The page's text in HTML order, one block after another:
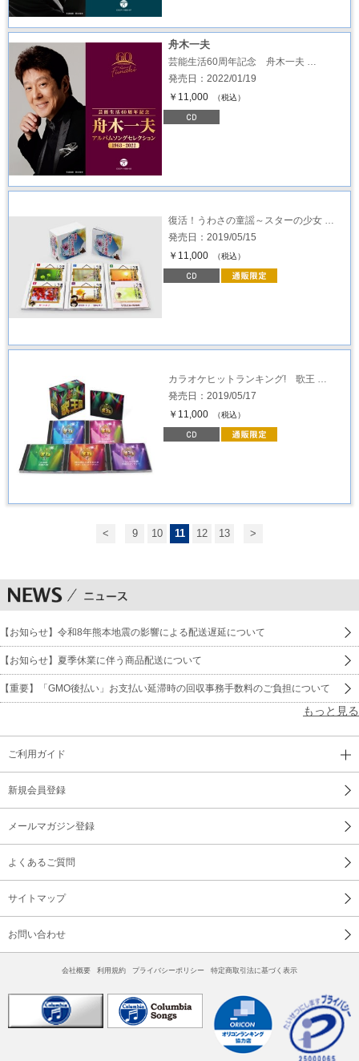
舟木一夫
芸能生活60周年記念 舟木一夫 …
発売日：2022/01/19
￥11,000
（税込）
復活！うわさの童謡～スターの少女 …
発売日：2019/05/15
￥11,000
（税込）
カラオケヒットランキング! 歌王 …
発売日：2019/05/17
￥11,000
（税込）
< 9 10 11 12 13 >
【お知らせ】令和8年熊本地震の影響による配送遅延について
【お知らせ】夏季休業に伴う商品配送について
【重要】「GMO後払い」お支払い延滞時の回収事務手数料のご負担について
もっと見る
ご利用ガイド
新規会員登録
メールマガジン登録
よくあるご質問
サイトマップ
お問い合わせ
会社概要 利用規約 プライバシーポリシー 特定商取引法に基づく表示